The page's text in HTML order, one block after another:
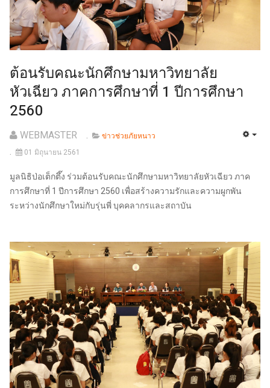
ต้อนรับคณะนักศึกษามหาวิทยาลัย
หัวเฉียว ภาคการศึกษาที่ 1 ปีการศึกษา
2560
WEBMASTER
ข่าวช่วยภัยหนาว
01 มิถุนายน 2561
มูลนิธิป่อเต็กตึ๊ง ร่วมต้อนรับคณะนักศึกษามหาวิทยาลัยหัวเฉียว ภาค
การศึกษาที่ 1 ปีการศึกษา 2560 เพื่อสร้างความรักและความผูกพัน
ระหว่างนักศึกษาใหม่กับรุ่นพี่ บุคคลากรและสถาบัน